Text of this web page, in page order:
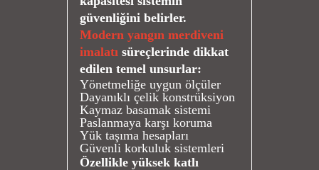
güvenliğini belirler.
Modern yangın merdiveni
imalatı süreçlerinde dikkat
edilen temel unsurlar:
Yönetmeliğe uygun ölçüler
Dayanıklı çelik konstrüksiyon
Kaymaz basamak sistemi
Paslanmaya karşı koruma
Yük taşıma hesapları
Güvenli korkuluk sistemleri
Özellikle yüksek katlı